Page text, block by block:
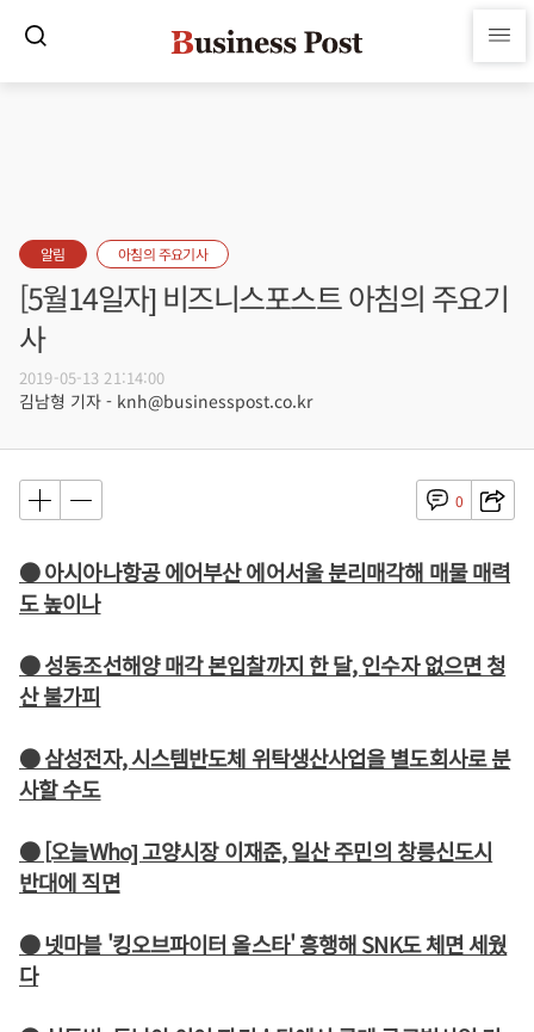
알림 아침의 주요기사
[5월14일자] 비즈니스포스트 아침의 주요기
사
2019-05-13 21:14:00
김남형 기자 - knh@businesspost.co.kr
0
● 아시아나항공 에어부산 에어서울 분리매각해 매물 매력
도 높이나
● 성동조선해양 매각 본입찰까지 한 달, 인수자 없으면 청
산 불가피
● 삼성전자, 시스템반도체 위탁생산사업을 별도회사로 분
사할 수도
● [오늘Who] 고양시장 이재준, 일산 주민의 창릉신도시
반대에 직면
● 넷마블 '킹오브파이터 올스타' 흥행해 SNK도 체면 세웠
다